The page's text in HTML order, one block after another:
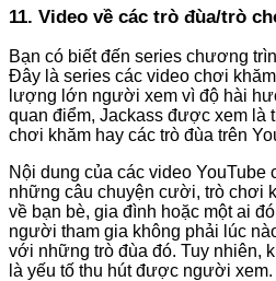
11. Video về các trò đùa/trò
Bạn có biết đến series chương
Đây là series các video chơi
lượng lớn người xem vì độ hài
quan điểm, Jackass được xem là
chơi khăm hay các trò đùa trên
Nội dung của các video YouTube
những câu chuyện cười, trò chơi
về bạn bè, gia đình hoặc một ai
người tham gia không phải lúc
với những trò đùa đó. Tuy nhiên,
là yếu tố thu hút được người xem.